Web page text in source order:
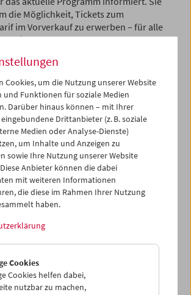
die Möglichkeit, Tickets zum
im Vorverkauf zu erwerben – für alle
Kinoabo ausgenommene
Mit dem nonstop Kinoabo können
nur am Tag der Vorstellung
& nonstop
Subscription
2024, the Austrian Film Museum will be
family. The nonstop cinema
one year old on March 16, while the
have joined forces: from March 15, the
subscription will be valid for all regular
respective program.
Cookies, um die Nutzung unserer Website
und Funktionen für soziale Medien
Darüber hinaus können – mit Ihrer
Drittanbieter (z. B. soziale
Medien oder Analyse-Dienste)
um Inhalte und Anzeigen zu
sowie Ihre Nutzung unserer Website
Anbieter können die dabei
mit weiteren Informationen
die diese im Rahmen Ihrer Nutzung
haben.
Cookies
Cookies helfen dabei,
nutzbar zu machen,